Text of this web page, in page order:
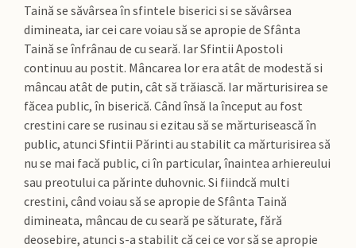
Taină se săvârsea în sfintele biserici si se săvârsea
dimineata, iar cei care voiau să se apropie de Sfânta
Taină se înfrânau de cu seară. Iar Sfintii Apostoli
continuu au postit. Mâncarea lor era atât de modestă si
mâncau atât de putin, cât să trăiască. Iar mărturisirea se
făcea public, în biserică. Când însă la început au fost
crestini care se rusinau si ezitau să se mărturisească în
public, atunci Sfintii Părinti au stabilit ca mărturisirea să
nu se mai facă public, ci în particular, înaintea arhiereului
sau preotului ca părinte duhovnic. Si fiindcă multi
crestini, când voiau să se apropie de Sfânta Taină
dimineata, mâncau de cu seară pe săturate, fără
deosebire, atunci s-a stabilit că cei ce vor să se apropie